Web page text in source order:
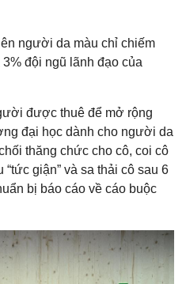
người da màu chỉ chiếm
đội ngũ lãnh đạo của
được thuê để mở rộng
đại học dành cho người da
thăng chức cho cô, coi cô
giận” và sa thải cô sau 6
bị báo cáo về cáo buộc